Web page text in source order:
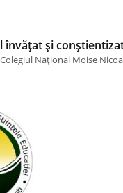
învățat și
Național Moise